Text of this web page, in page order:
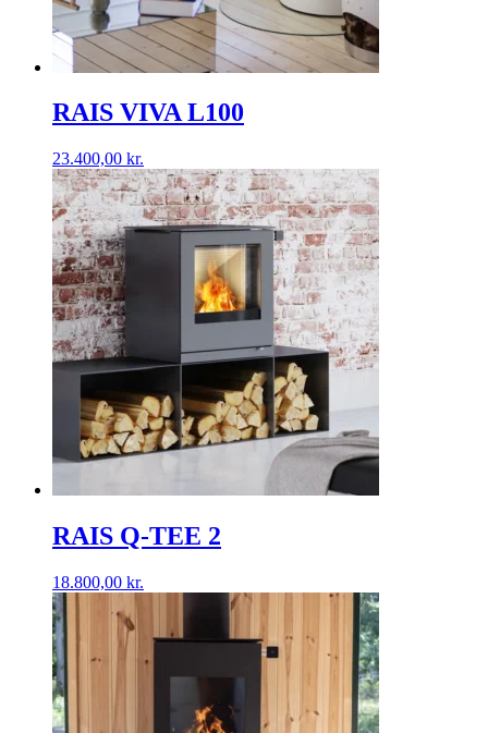
RAIS VIVA L100
23.400,00 kr.
RAIS Q-TEE 2
18.800,00 kr.